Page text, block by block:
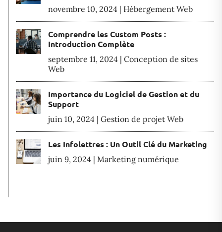
novembre 10, 2024| Hébergement Web
Comprendre les Custom Posts :
Introduction Complète
septembre 11, 2024| Conception de sites
Web
Importance du Logiciel de Gestion et du
Support
juin 10, 2024| Gestion de projet Web
Les Infolettres : Un Outil Clé du Marketing
juin 9, 2024| Marketing numérique